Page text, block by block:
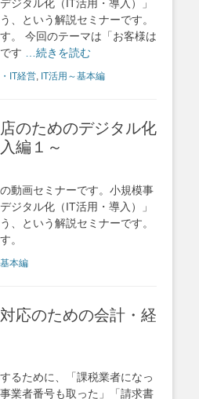
ジタル化（IT活用・導入）」
、という解説セミナーです。
。 今回のテーマは「お客様は
す
…続きを読む
IT経営, IT活用～基本編
のためのデジタル化
編１～
動画セミナーです。小規模事
ジタル化（IT活用・導入）」
、という解説セミナーです。
。
本編
応のための会計・経
るために、「課税業者になっ
業者番号も取った」「請求書